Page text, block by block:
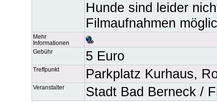
Hunde sind leider
Filmaufnahmen
Mehr
Informationen
Gebühr
5 Euro
Treffpunkt Parkplatz Kurhaus,
Veranstalter Stadt Bad Berneck /